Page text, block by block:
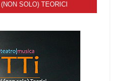
SOLO) TEORICI